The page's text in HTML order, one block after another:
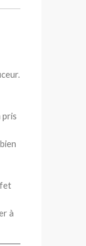
pris
à